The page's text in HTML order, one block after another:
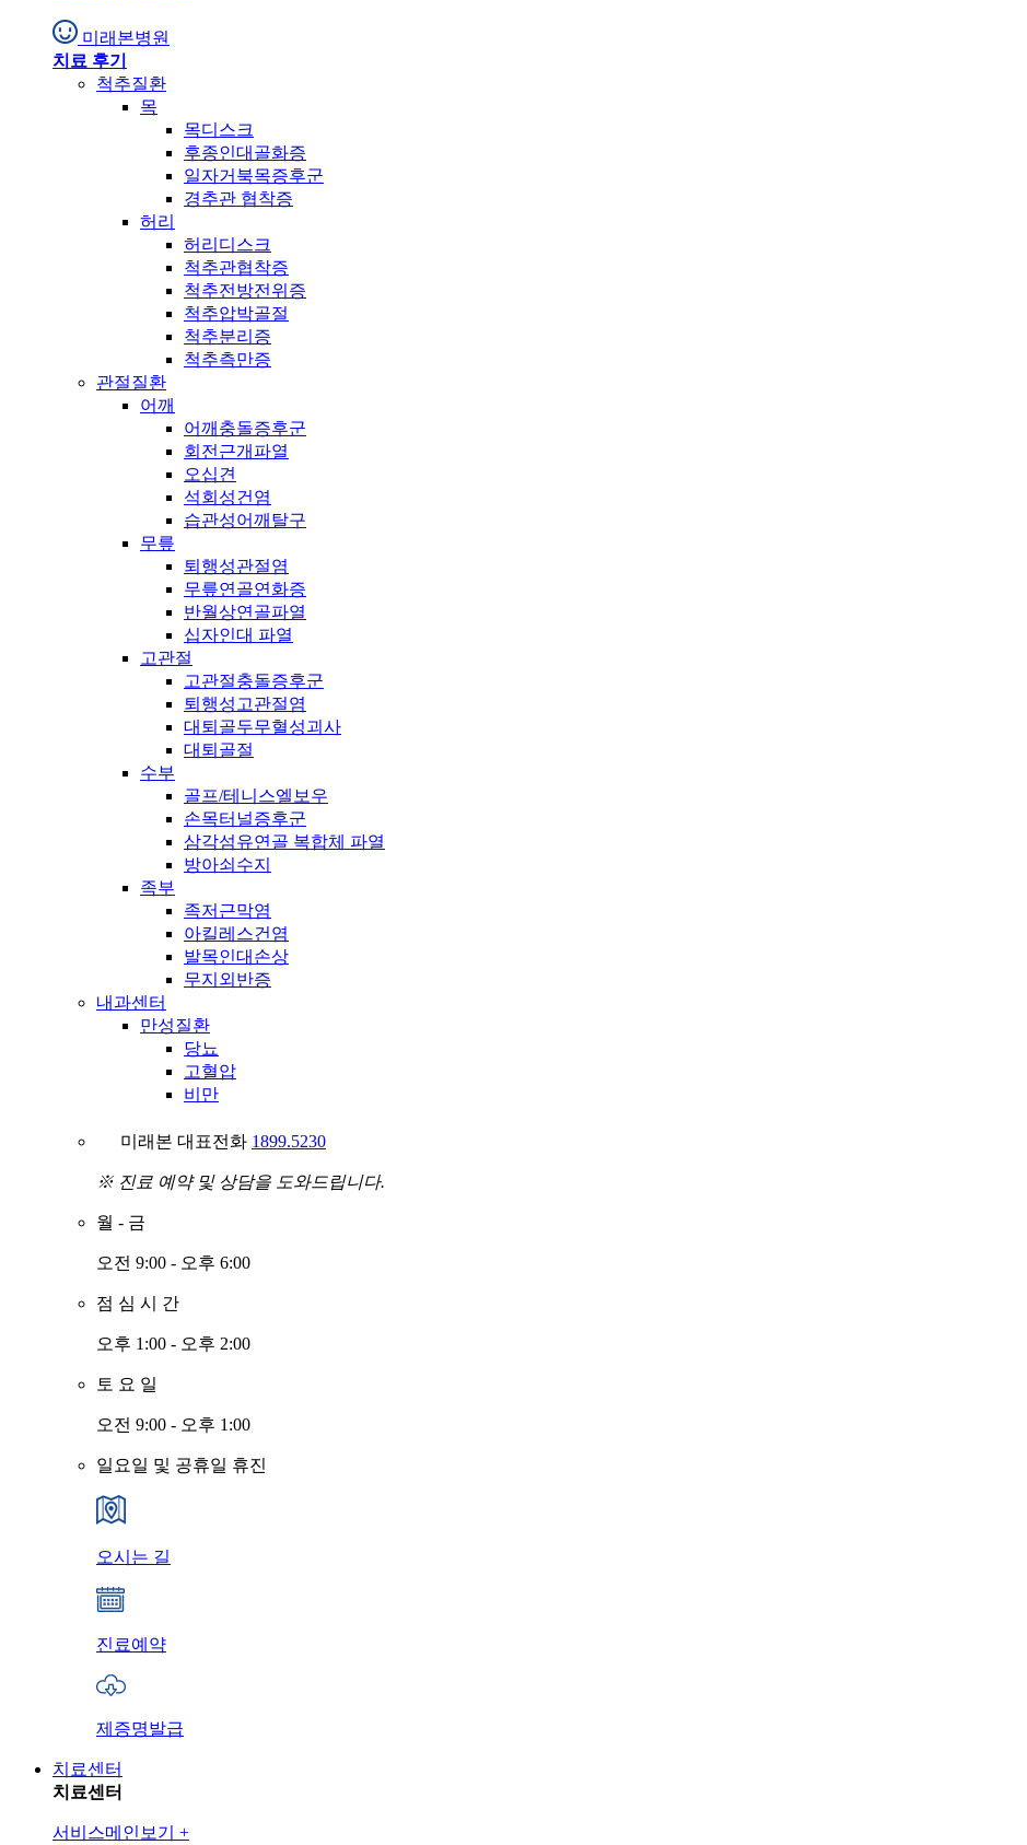
미래본병원
치료 후기
척추질환
목
목디스크
후종인대골화증
일자거북목증후군
경추관 협착증
허리
허리디스크
척추관협착증
척추전방전위증
척추압박골절
척추분리증
척추측만증
관절질환
어깨
어깨충돌증후군
회전근개파열
오십견
석회성건염
습관성어깨탈구
무릎
퇴행성관절염
무릎연골연화증
반월상연골파열
십자인대 파열
고관절
고관절충돌증후군
퇴행성고관절염
대퇴골두무혈성괴사
대퇴골절
수부
골프/테니스엘보우
손목터널증후군
삼각섬유연골 복합체 파열
방아쇠수지
족부
족저근막염
아킬레스건염
발목인대손상
무지외반증
내과센터
만성질환
당뇨
고혈압
비만
미래본 대표전화 1899.5230
※ 진료 예약 및 상담을 도와드립니다.
월 - 금
오전 9:00 - 오후 6:00
점 심 시 간
오후 1:00 - 오후 2:00
토 요 일
오전 9:00 - 오후 1:00
일요일 및 공휴일 휴진
오시는 길
진료예약
제증명발급
치료센터
치료센터
서비스메인보기 +